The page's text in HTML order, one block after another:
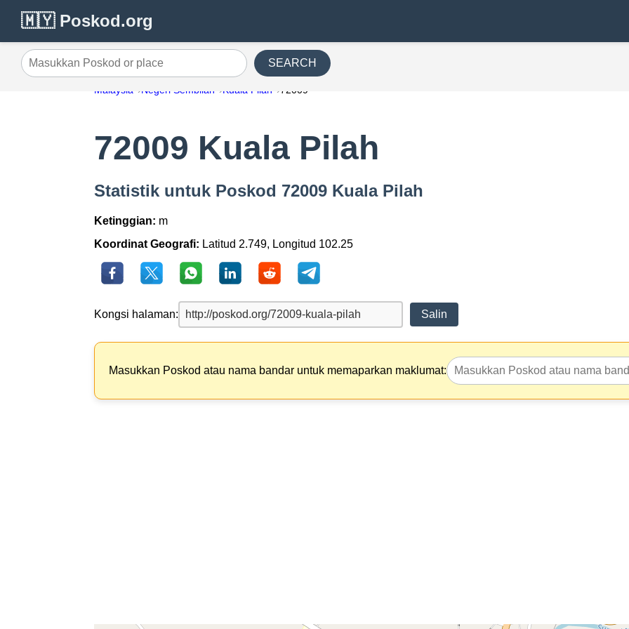
🇲🇾 Poskod.org
Masukkan Poskod or place SEARCH
Malaysia Negeri Sembilan Kuala Pilah 72009
72009 Kuala Pilah
Statistik untuk Poskod 72009 Kuala Pilah
Ketinggian: m
Koordinat Geografi: Latitud 2.749, Longitud 102.25
Kongsi halaman: Salin
Masukkan Poskod atau nama bandar untuk memaparkan maklumat: